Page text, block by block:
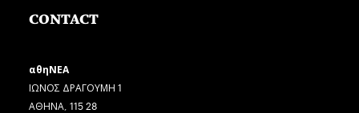
CONTACT
αθηΝΕΑ
ΙΩΝΟΣ ΔΡΑΓΟΥΜΗ 1
ΑΘΗΝΑ, 115 28